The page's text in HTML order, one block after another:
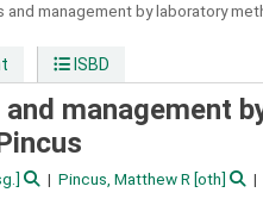
and management by laboratory
ISBD
management
Pincus, Matthew R[oth]